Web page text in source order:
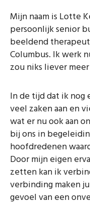
Mijn naam is Lotte
persoonlijk senior
beeldend
Columbus. Ik werk
zou niks liever
In de tijd dat ik
veel zaken aan en
wat er nu ook aan
bij ons in
hoofdredenen
Door mijn eigen
zetten kan ik
verbinding maken
gevoel van een